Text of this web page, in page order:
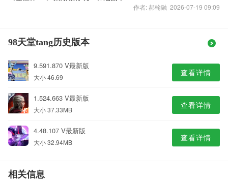
作者: 郝翰融 2026-07-19 09:09
98天堂tang历史版本
9.591.870 V最新版
大小 46.69 查看详情
1.524.663 V最新版
大小 37.33MB 查看详情
4.48.107 V最新版
大小 32.94MB 查看详情
相关信息